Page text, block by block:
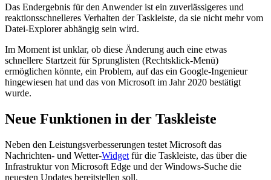
Das Endergebnis für den Anwender ist ein zuverlässigeres und
reaktionsschnelleres Verhalten der Taskleiste, da sie nicht mehr vom
Datei-Explorer abhängig sein wird.
Im Moment ist unklar, ob diese Änderung auch eine etwas
schnellere Startzeit für Sprunglisten (Rechtsklick-Menü)
ermöglichen könnte, ein Problem, auf das ein Google-Ingenieur
hingewiesen hat und das von Microsoft im Jahr 2020 bestätigt
wurde.
Neue Funktionen in der Taskleiste
Neben den Leistungsverbesserungen testet Microsoft das
Nachrichten- und Wetter-Widget für die Taskleiste, das über die
Infrastruktur von Microsoft Edge und der Windows-Suche die
neuesten Updates bereitstellen soll.